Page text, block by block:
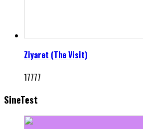
Ziyaret (The Visit)
17777
SineTest